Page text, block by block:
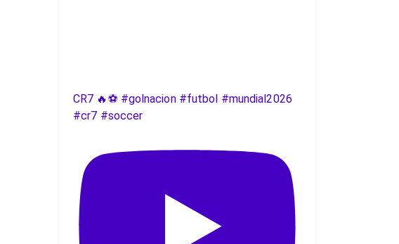
CR7 🔥⚽️ #golnacion #futbol #mundial2026
#cr7 #soccer